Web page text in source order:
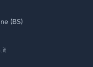
(BS)